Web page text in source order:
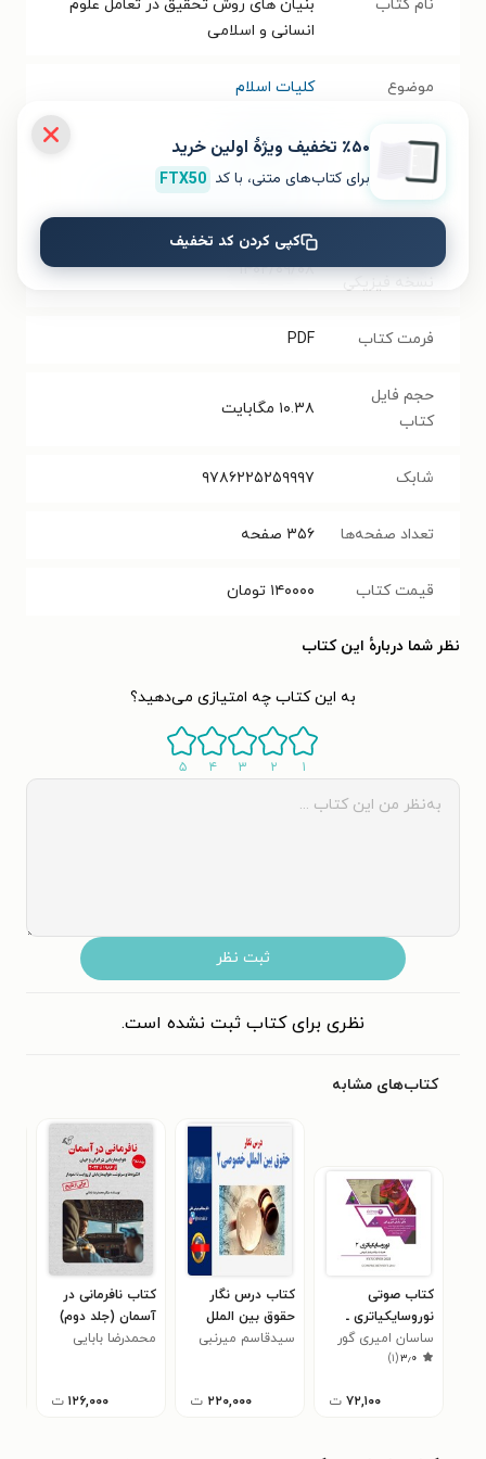
نام کتاب
بنیان های روش تحقیق در تعامل علوم
انسانی و اسلامی
موضوع کلیات اسلام
نویسنده احمد پاکتچی
انتشارات انتشارات دانشگاه امام صادق (ع)
نسخه فیزیکی
۱۴۰۲/۰۹/۰۸
فرمت کتاب PDF
حجم فایل
کتاب
۱۰.۳۸ مگابایت
شابک ۹۷۸۶۲۲۵۲۵۹۹۹۷
تعداد صفحه‌ها ۳۵۶ صفحه
قیمت کتاب ۱۴۰۰۰۰ تومان
نظر شما دربارهٔ این کتاب
به این کتاب چه امتیازی می‌دهید؟
۱ ۲ ۳ ۴ ۵
ثبت نظر
نظری برای کتاب ثبت نشده است.
کتاب‌های مشابه
کتاب صوتی
نوروسایکیاتری ـ
فصل ۹ - ۲
ساسان امیری گور
۳٫۰(۱)
۷۲,۱۰۰ ت
کتاب درس نگار
حقوق بین الملل
خصوصی ۲
سیدقاسم میرنبی
۲۲۰,۰۰۰ ت
کتاب نافرمانی در
آسمان (جلد دوم)
محمدرضا بابایی
۱۲۶,۰۰۰ ت
٪۵۰ تخفیف ویژۀ اولین خرید
برای کتاب‌های متنی، با کد FTX50
کپی کردن کد تخفیف